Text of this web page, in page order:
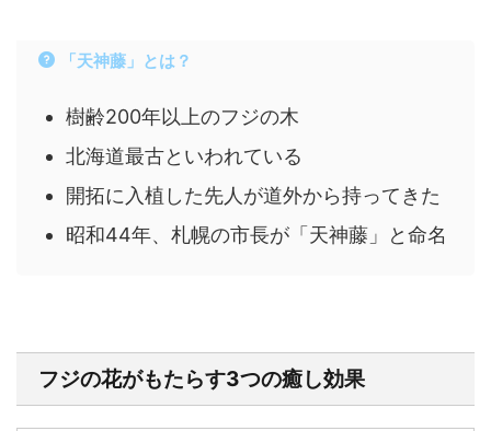
「天神藤」とは？
樹齢200年以上のフジの木
北海道最古といわれている
開拓に入植した先人が道外から持ってきた
昭和44年、札幌の市長が「天神藤」と命名
フジの花がもたらす3つの癒し効果